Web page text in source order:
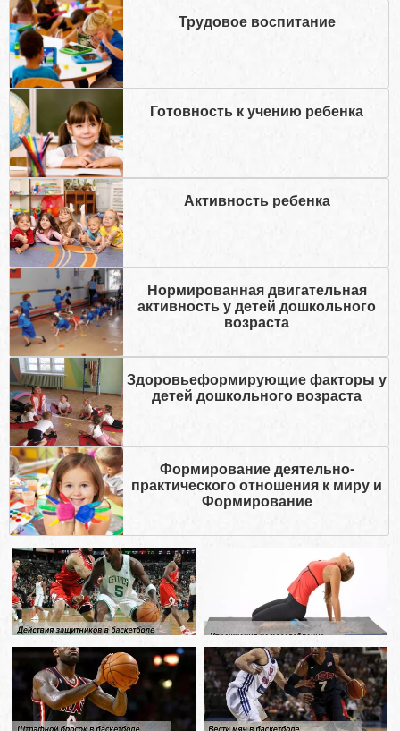
Трудовое воспитание
Готовность к учению ребенка
Активность ребенка
Нормированная двигательная
активность у детей дошкольного
возраста
Здоровьеформирующие факторы у
детей дошкольного возраста
Формирование деятельно-
практического отношения к миру и
Формирование